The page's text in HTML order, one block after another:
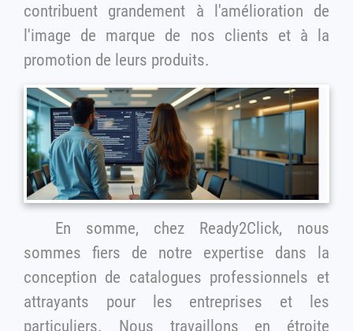
contribuent grandement à l'amélioration de
l'image de marque de nos clients et à la
promotion de leurs produits.
En somme, chez Ready2Click, nous
sommes fiers de notre expertise dans la
conception de catalogues professionnels et
attrayants pour les entreprises et les
particuliers. Nous travaillons en étroite